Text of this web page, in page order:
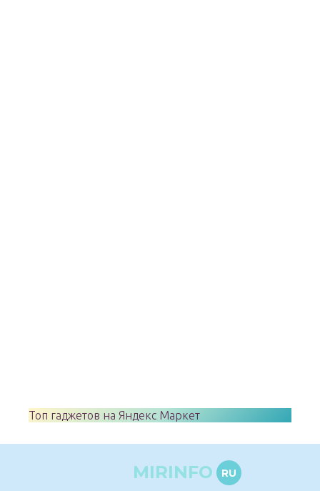
Топ гаджетов на Яндекс Маркет
MIRINFO RU